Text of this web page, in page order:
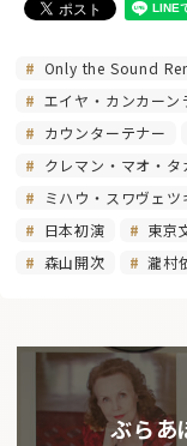
Only the Sound
エイヤ・カンカーン
カウンターテナー
クレマン・マオ・タ
ミハウ・スワヴェツ
日本初演
東京
森山開次
瀧村
ぶらあ